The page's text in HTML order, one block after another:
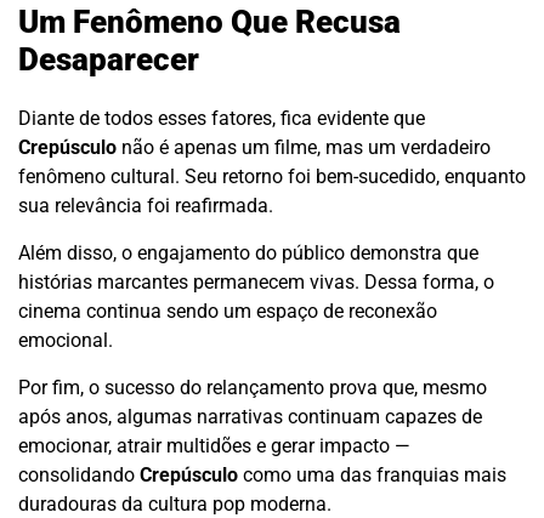
Um Fenômeno Que Recusa
Desaparecer
Diante de todos esses fatores, fica evidente que
Crepúsculo não é apenas um filme, mas um verdadeiro
fenômeno cultural. Seu retorno foi bem-sucedido, enquanto
sua relevância foi reafirmada.
Além disso, o engajamento do público demonstra que
histórias marcantes permanecem vivas. Dessa forma, o
cinema continua sendo um espaço de reconexão
emocional.
Por fim, o sucesso do relançamento prova que, mesmo
após anos, algumas narrativas continuam capazes de
emocionar, atrair multidões e gerar impacto —
consolidando Crepúsculo como uma das franquias mais
duradouras da cultura pop moderna.